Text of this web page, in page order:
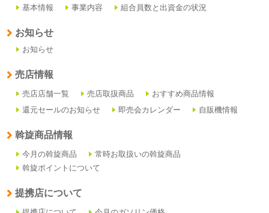
基本情報 事業内容 組合員数と出資金の状況
お知らせ
お知らせ
売店情報
売店店舗一覧 売店取扱商品
おすすめ商品情報
還元セールのお知らせ
即売会カレンダー 自販機情報
斡旋商品情報
今月の斡旋商品
常時お取扱いの斡旋商品
斡旋ポイントについて
提携店について